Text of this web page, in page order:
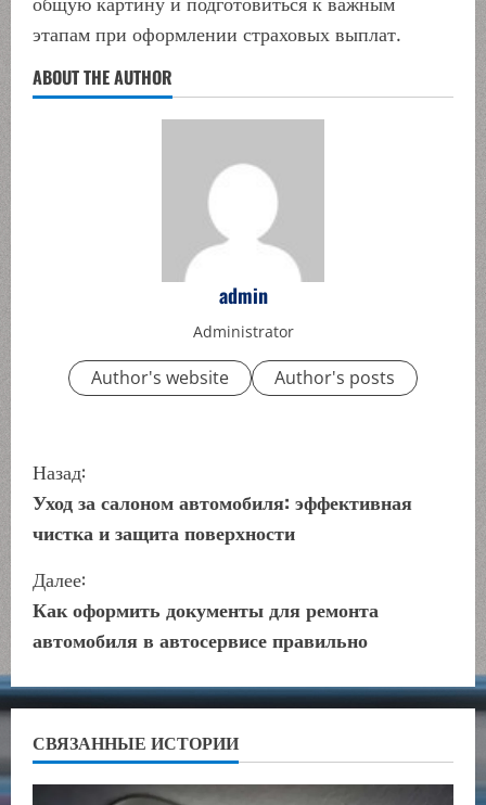
этапам при оформлении страховых выплат.
ABOUT THE AUTHOR
admin
Administrator
Author's website Author's posts
П
р
о
д
о
л
ж
и
Назад:
Уход за салоном автомобиля: эффективная
чистка и защита поверхности
Далее:
Как оформить документы для ремонта
автомобиля в автосервисе правильно
СВЯЗАННЫЕ ИСТОРИИ